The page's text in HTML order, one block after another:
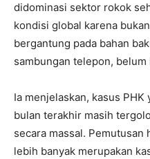
didominasi sektor rokok
kondisi global karena
bergantung pada bahan
sambungan telepon, belum
Ia menjelaskan, kasus
bulan terakhir masih
secara massal.
lebih banyak merupakan